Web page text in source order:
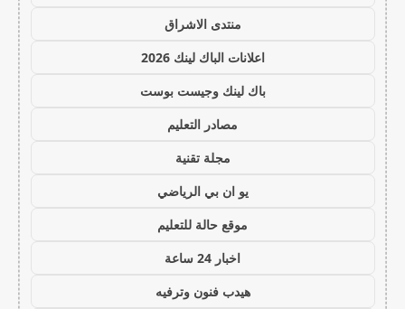
منتدى الاشراق
اعلانات الباك لينك 2026
باك لينك وجيست بوست
مصادر التعليم
مجلة تقنية
يو ان بي الرياضي
موقع حالة للتعليم
اخبار 24 ساعة
هيدب فنون وترفيه